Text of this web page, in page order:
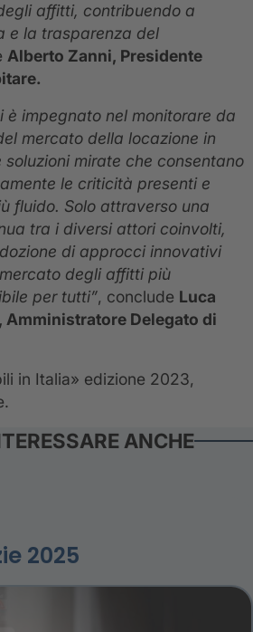
affitti, contribuendo a
e la trasparenza del
Alberto Zanni, Presidente
è impegnato nel monitorare da
mercato della locazione in
soluzioni mirate che consentano
le criticità presenti e
fluido. Solo attraverso una
tra i diversi attori coinvolti,
di approcci innovativi
degli affitti più
per tutti”, conclude Luca
Delegato di
in Italia» edizione 2023,
ANCHE
2025